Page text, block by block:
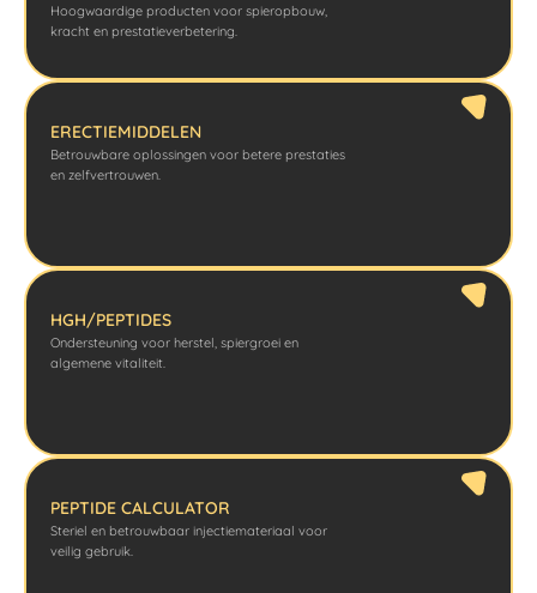
Hoogwaardige producten voor spieropbouw,
kracht en prestatieverbetering.
ERECTIEMIDDELEN
Betrouwbare oplossingen voor betere prestaties
en zelfvertrouwen.
HGH/PEPTIDES
Ondersteuning voor herstel, spiergroei en
algemene vitaliteit.
PEPTIDE CALCULATOR
Steriel en betrouwbaar injectiemateriaal voor
veilig gebruik.